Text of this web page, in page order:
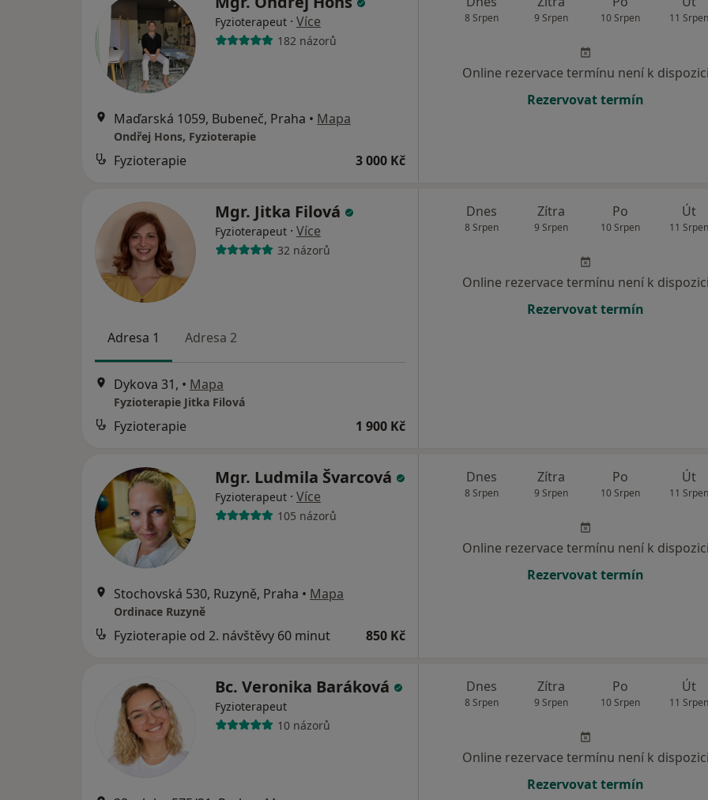
Fyzioterapeut · Více
182 názorů
Maďarská 1059, Bubeneč, Praha • Mapa
Ondřej Hons, Fyzioterapie
Fyzioterapie 3 000 Kč
8 Srpen 9 Srpen 10 Srpen 11 Srpen
Online rezervace termínu není k dispozici
Rezervovat termín
Mgr. Jitka Filová
Fyzioterapeut · Více
32 názorů
Adresa 1 Adresa 2
Dykova 31, • Mapa
Fyzioterapie Jitka Filová
Fyzioterapie 1 900 Kč
Dnes
8 Srpen
Zítra
9 Srpen
Po
10 Srpen
Út
11 Srpen
Online rezervace termínu není k dispozici
Rezervovat termín
Mgr. Ludmila Švarcová
Fyzioterapeut · Více
105 názorů
Stochovská 530, Ruzyně, Praha • Mapa
Ordinace Ruzyně
Fyzioterapie od 2. návštěvy 60 minut 850 Kč
Dnes
8 Srpen
Zítra
9 Srpen
Po
10 Srpen
Út
11 Srpen
Online rezervace termínu není k dispozici
Rezervovat termín
Bc. Veronika Baráková
Fyzioterapeut
10 názorů
Dnes
8 Srpen
Zítra
9 Srpen
Po
10 Srpen
Út
11 Srpen
Online rezervace termínu není k dispozici
Rezervovat termín